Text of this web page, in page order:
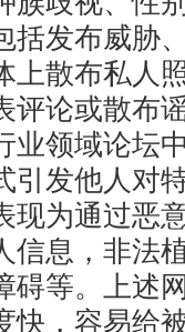
括发布威胁
上散布私人
评论或散布
业领域论坛
引发他人对
现为通过恶
信息，非法
碍等。上述
快，容易给